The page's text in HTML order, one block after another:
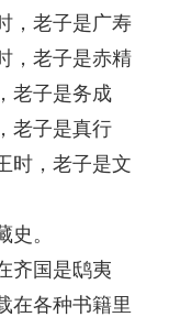
，老子是广寿
，老子是赤精
老子是务成
老子是真行
时，老子是文
。
齐国是鸱夷
在各种书籍里